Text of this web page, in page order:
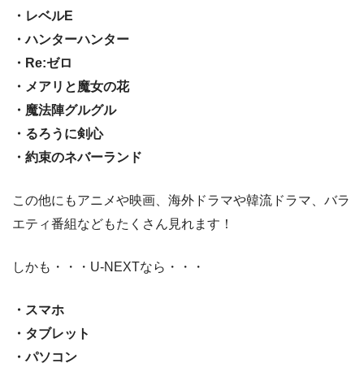
・レベルE
・ハンターハンター
・Re:ゼロ
・メアリと魔女の花
・魔法陣グルグル
・るろうに剣心
・約束のネバーランド
この他にもアニメや映画、海外ドラマや韓流ドラマ、バラ
エティ番組などもたくさん見れます！
しかも・・・U-NEXTなら・・・
・スマホ
・タブレット
・パソコン